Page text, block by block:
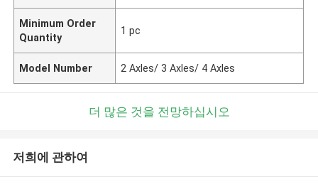
Minimum Order
Quantity
1 pc
Model Number 2 Axles/ 3 Axles/ 4 Axles
더 많은 것을 전망하십시오
저희에 관하여